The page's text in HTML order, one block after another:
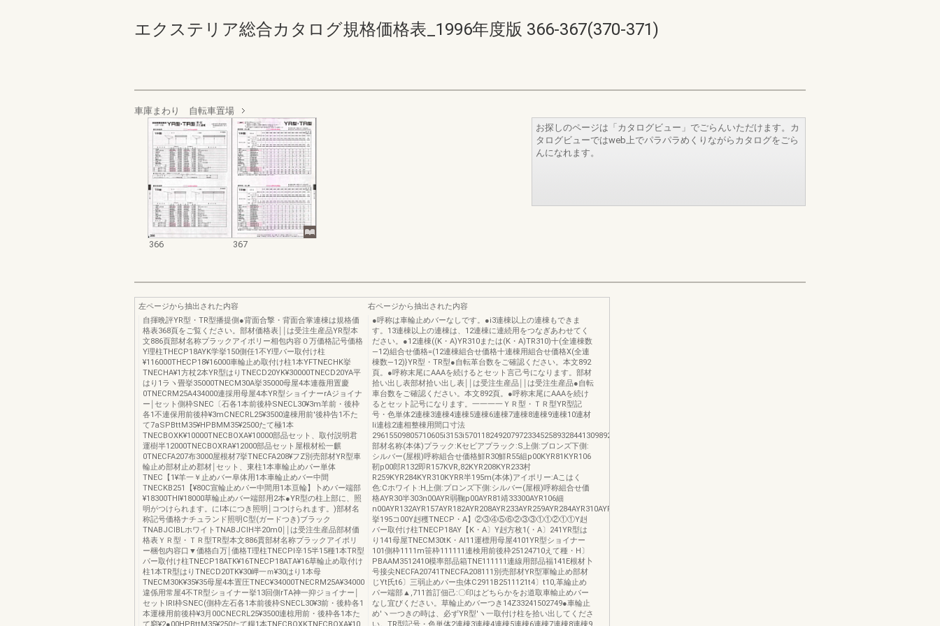
エクステリア総合カタログ規格価格表_1996年度版 366-367(370-371)
車庫まわり 自転車置場
366 367
お探しのページは「カタログビュー」でごらんいただけます。カ
タログビューではweb上でパラパラめくりながらカタログをごら
んになれます。
左ページから抽出された内容
自揮晩評YR型・TR型播提側●背面合撃・背面合掌連棟は規格価
格表368頁をご覧ください。部材価格表￨￨は受注生産品YR型本
文886頁部材名称プラックアイポリー相包内容０万価格記号価格
Y理柱THECP18AYK学挙150側任1不Y理バー取付け柱
¥116000THECP18¥16000車輪止め取付け柱1本YFTNECHK挙
TNECHA¥1方杖2本YR型はりTNECD20YK¥30000TNECD20YA平
はり1ラヽ畳挙35000TNECM30A挙35000母屋4本連薇用置慶
0TNECRM25A434000連採用母屋4本YR型ショイナーrAジョイナ
ー￨セット側枠SNEC〔石各1本前後枠SNECL30¥3m羊前・後枠
各1不連保用前後枠¥3mCNECRL25¥3500違棟用前'後枠告1不た
て7aSPBttM35¥HPBMM35¥2500たて極1本
TNECBOXK¥10000TNECBOXA¥10000部品セット、取付説明君
運樹半12000TNECBOXRA¥12000部品セット屋根材松一麒
0TNECFA207布3000屋根材7挙TNECFA208¥フZ別売部材YR型車
輪止め部材止め郡材￨セット、東柱1本車輪止めパー単体
TNEC【1¥羊一￥止めバー阜体用1本車輪止めバー中間
TNECKB251【¥80C宣輪止めパー中間用1本亘輪】卜めバー端部
¥18300THl¥18000草輪止めバー端部用2本●YR型の柱上部に、照
明がつけられます。にl本につき照明￨コつけられます。)部材名
称記号価格ナチュランド照明C型(ガードつき)ブラック
TNABJClBLホワイトTNABJClH半20m0￨￨は受注生産品部材価
格表ＹＲ型・ＴＲ型TR型本文886貫部材名称プラックアイポリ
ー梱包内容口▼価格白万￨価格T理柱TNECPl辛15半15種1本TR型
パー取付け柱TNECP18ATK¥16TNECP18ATA¥16草輪止め取付け
柱1本TR型はりTNECD20TK¥30岬一ｍ¥30はり1本母
TNECM30K¥35¥35母屋4本置圧TNEC¥34000TNECRM25A¥34000
違係用常屋4不TR型ショイナー挙13回側rTA神一抑ジョイナー￨
セットlRl枠SNEC(側枠左石各1本前後枠SNECL30¥3前・後粋各1
本運棟用前後枠¥3月00CNECRL25¥3500連椋用前・後枠各1本た
右ページから抽出された内容
●呼称は車輪止めバーなしです。●i3連棟以上の連棟もできま
す。13連棟以上の連棟は、12連棟に連続用をつなぎあわせてく
ださい。●12連棟((K・A)YR310または(K・A)TR310)十(全連棟数
―12)組合せ価格=(12連棟組合せ価格十連棟用組合せ価格X(全連
棟数―12)}YR型・TR型●自転革台数をご確認ください。本文892
頁。●呼称末尾にAAAを続けるとセット言己号になります。部材
拾い出し表部材拾い出し表￨￨は受注生産品￨￨は受注生産品●自転
車台数をご確認ください。本文892頁。●呼称末尾にAAAを続け
るとセット記号になります。一一一一ＹＲ型・ＴＲ型YR型記
号・色単体2連棟3連棟4連棟5連棟6連棟7連棟8連棟9連棟10連材
li連椋2連相整棟用間口寸法
29615509805710605i3153i57011824920797233452589328441309892548
部材名称(本体)プラック:Kセビアプラック:S上側:ブロンズ下側:
シルバー(屋根)呼称組合せ価格鮮R30鮮R55組p00KYR81KYR106
靭p00郎R132即R157KVR,82KYR208KYR233村
R259KYR284KYR310KYRR半195m(本体)アイポリー:Aこはく
色:Cホワイト:H上側:プロンズ下側:シルバー(屋根)呼称組合せ価
格AYR30半303n00AYR弱鞠p00AYR81靖33300AYR106細
n00AYR132AYR157AYR182AYR208AYR233AYR259AYR284AYR310AYRR
挙195コ00Y赳穫TNECP・A】②③④⑤⑥②③③①①②①①Y赳
バー取付け柱TNECP18AY【K・A〕Y赳方枚1(・A〕241YR型は
り141母屋TNECM30tK・Al11運標用母屋4101YR型ショイナー
101側枠1111m笹枠111111連検用前後枠25124710えて種・H〕
PBAAM3512410模率部品箱TNE111111連線用部品福141E根材卜
号接尖NECFA20741TNECFA208111別売部材YR型軍輪止め部材
じYt氏t6〕三弱止めパー虫体C2911B2511121t4〕t10,革綸止め
パー端部▲,711首訂佃己:〇印はどちらかをお道取車輸止めバー
なし宜びください。草輪止めバーつき14Z33241502749●車輪止
め′ヽ一つきの時は、必ずYR型′ヽ一取付け柱を拾い出してくださ